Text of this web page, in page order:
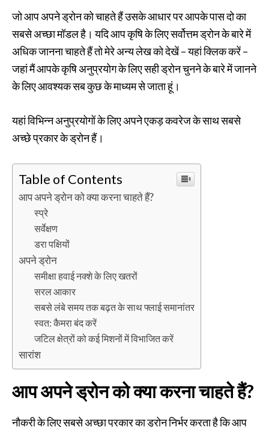
जो आप अपने ड्रोन को चाहते हैं उसके आधार पर आपके पास दो का
सबसे अच्छा मॉडल है। यदि आप कृषि के लिए सर्वोत्तम ड्रोन के बारे में
अधिक जानना चाहते हैं तो मेरे अन्य लेख को देखें – यहां क्लिक करें –
जहां मैं आपके कृषि अनुप्रयोग के लिए सही ड्रोन चुनने के बारे में जानने
के लिए आवश्यक सब कुछ के माध्यम से जाता हूं।
यहां विभिन्न अनुप्रयोगों के लिए अपने एकड़ कवरेज के साथ सबसे
अच्छे प्रकार के ड्रोन हैं।
Table of Contents
आप अपने ड्रोन को क्या करना चाहते हैं?
स्प्रे
सर्वेक्षण
डरा पक्षियों
अपने ड्रोन
समीक्षा हवाई नक्शे के लिए खतरों
सरल आकार
सबसे लंबे समय तक बढ़त के साथ फ्लाई समानांतर
स्वत: कैमरा बंद करें
जटिल क्षेत्रों को कई मिशनों में विभाजित करें
सारांश
आप अपने ड्रोन को क्या करना चाहते हैं?
नौकरी के लिए सबसे अच्छा प्रकार का ड्रोन निर्भर करता है कि आप